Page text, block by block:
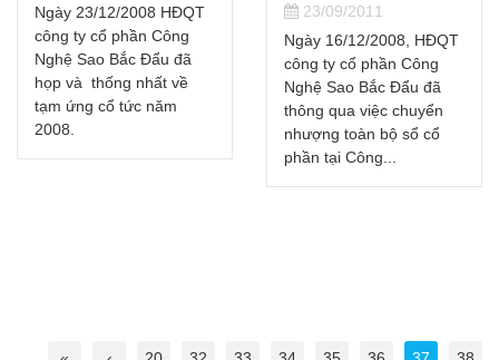
Ngày 23/12/2008 HĐQT
công ty cổ phần Công
Nghệ Sao Bắc Đẩu đã
họp và thống nhất về
tạm ứng cổ tức năm
2008.
23/09/2011
Ngày 16/12/2008, HĐQT
công ty cổ phần Công
Nghệ Sao Bắc Đẩu đã
thông qua việc chuyển
nhượng toàn bộ sổ cổ
phần tại Công...